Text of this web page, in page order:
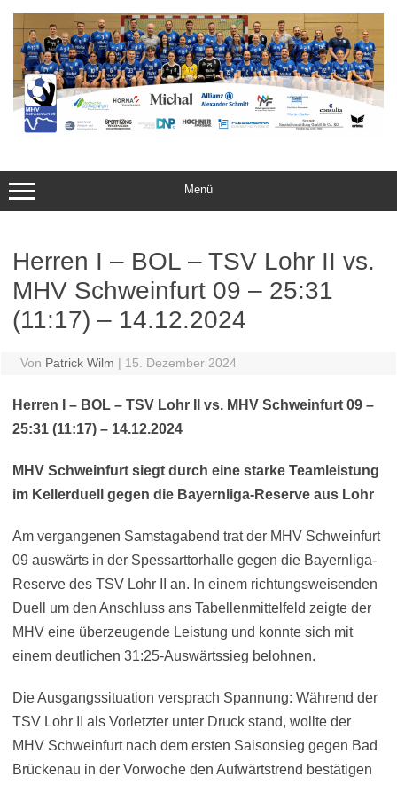
Inhalt
springen
Menü
Herren I – BOL – TSV Lohr II vs.
MHV Schweinfurt 09 – 25:31
(11:17) – 14.12.2024
Von Patrick Wilm | 15. Dezember 2024
Herren I – BOL – TSV Lohr II vs. MHV Schweinfurt 09 –
25:31 (11:17) – 14.12.2024
MHV Schweinfurt siegt durch eine starke Teamleistung
im Kellerduell gegen die Bayernliga-Reserve aus Lohr
Am vergangenen Samstagabend trat der MHV Schweinfurt
09 auswärts in der Spessarttorhalle gegen die Bayernliga-
Reserve des TSV Lohr II an. In einem richtungsweisenden
Duell um den Anschluss ans Tabellenmittelfeld zeigte der
MHV eine überzeugende Leistung und konnte sich mit
einem deutlichen 31:25-Auswärtssieg belohnen.
Die Ausgangssituation versprach Spannung: Während der
TSV Lohr II als Vorletzter unter Druck stand, wollte der
MHV Schweinfurt nach dem ersten Saisonsieg gegen Bad
Brückenau in der Vorwoche den Aufwärtstrend bestätigen